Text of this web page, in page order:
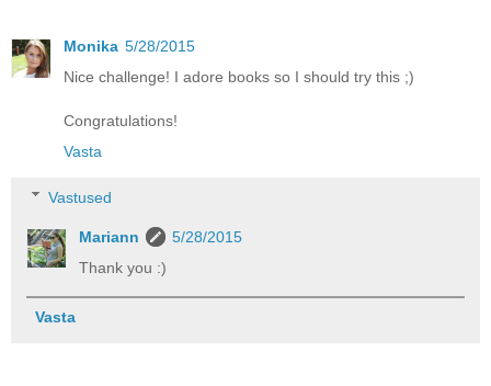
Monika 5/28/2015
Nice challenge! I adore books so I should try this ;)
Congratulations!
Vasta
Vastused
Mariann
5/28/2015
Thank you :)
Vasta